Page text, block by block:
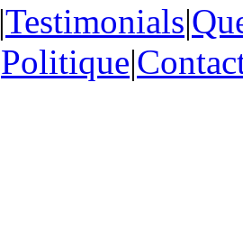
|Testimonials|
Politique|